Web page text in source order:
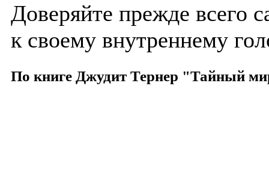
Доверяйте прежде всего
к своему внутреннему
По книге Джудит Тернер "Тайный